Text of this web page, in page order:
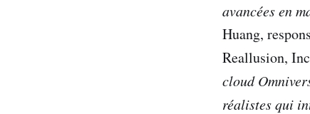
avancées en
Huang,
Reallusion,
cloud
réalistes qui